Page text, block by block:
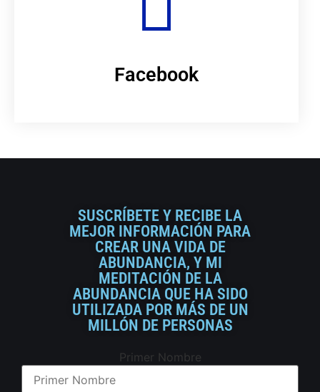
Facebook
SUSCRÍBETE Y RECIBE LA
MEJOR INFORMACIÓN PARA
CREAR UNA VIDA DE
ABUNDANCIA, Y MI
MEDITACIÓN DE LA
ABUNDANCIA QUE HA SIDO
UTILIZADA POR MÁS DE UN
MILLÓN DE PERSONAS
Primer Nombre